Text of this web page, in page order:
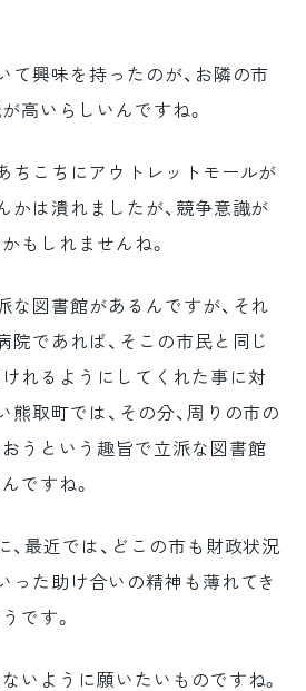
て興味を持ったのが、お隣の市
高いらしいんですね。
ちこちにアウトレットモールが
かは潰れましたが、競争意識が
もしれませんね。
な図書館があるんですが、それ
院であれば、そこの市民と同じ
れるようにしてくれた事に対
熊取町では、その分、周りの市の
うという趣旨で立派な図書館
ですね。
、最近では、どこの市も財政状況
った助け合いの精神も薄れてき
です。
いように願いたいものですね。